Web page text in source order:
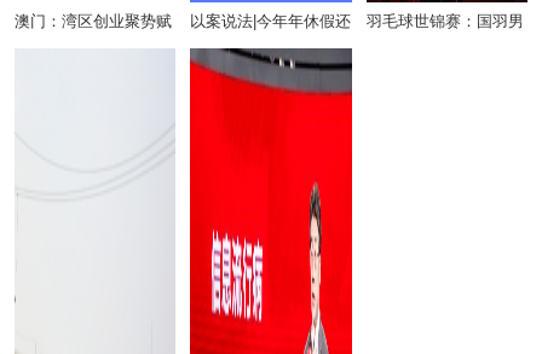
澳门：湾区创业聚势赋
能 科创引擎动力澎湃
以案说法|今年年休假还
没休？这些问题应知晓
羽毛球世锦赛：国羽男